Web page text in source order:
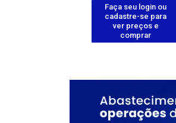
Faça seu login ou
cadastre-se para
ver preços e
comprar